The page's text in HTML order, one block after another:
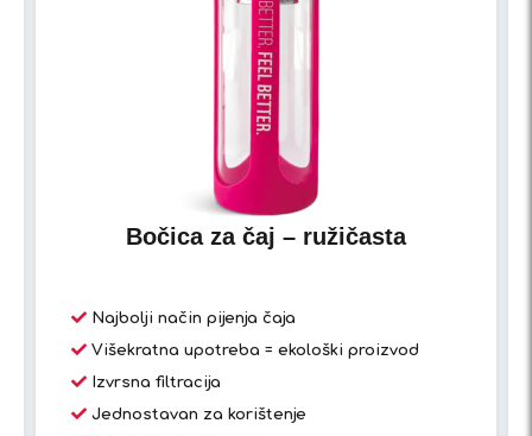
Bočica za čaj – ružičasta
Najbolji način pijenja čaja
Višekratna upotreba = ekološki proizvod
Izvrsna filtracija
Jednostavan za korištenje